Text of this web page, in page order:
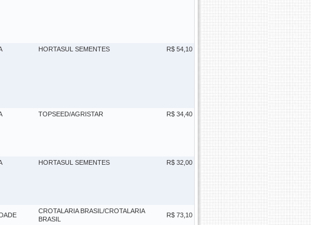
HORTASUL SEMENTES
R$ 54,10
TOPSEED/AGRISTAR
R$ 34,40
HORTASUL SEMENTES
R$ 32,00
CROTALARIA BRASIL/CROTALARIA
BRASIL
R$ 73,10